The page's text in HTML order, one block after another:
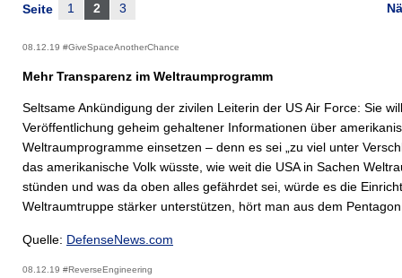
Seite 1 2 3
08.12.19 #GiveSpaceAnotherChance
Mehr Transparenz im Weltraumprogramm
Seltsame Ankündigung der zivilen Leiterin der US Air Force: Sie
Veröffentlichung geheim gehaltener Informationen über
Weltraumprogramme einsetzen – denn es sei „zu viel unter
das amerikanische Volk wüsste, wie weit die USA in Sachen
stünden und was da oben alles gefährdet sei, würde es die
Weltraumtruppe stärker unterstützen, hört man aus dem
Quelle: DefenseNews.com
08.12.19 #ReverseEngineering